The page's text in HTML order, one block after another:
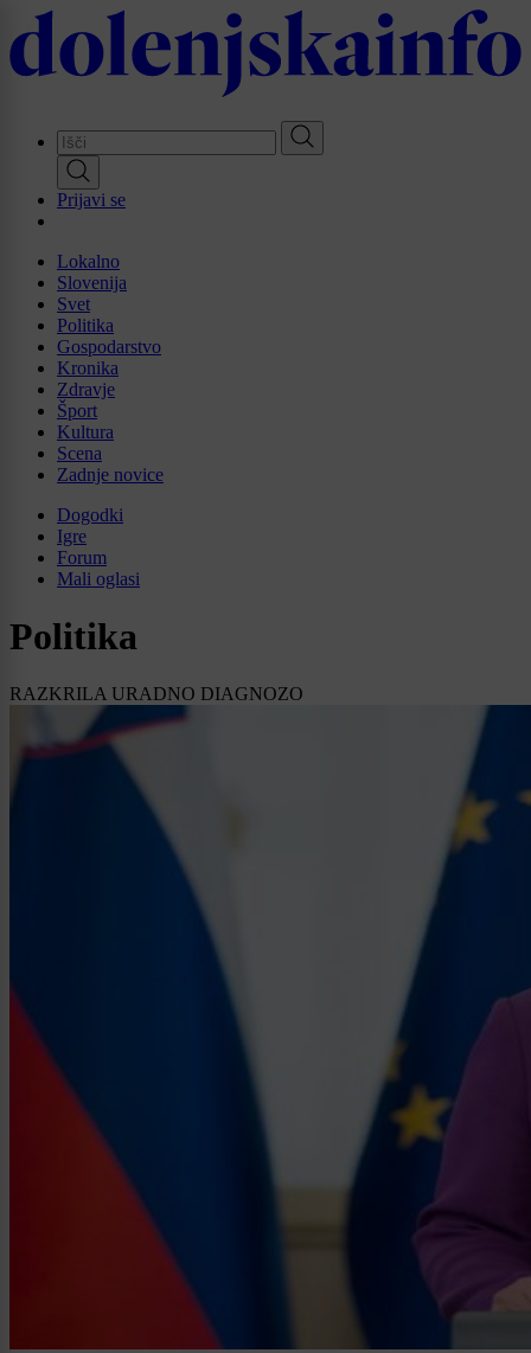
Skip
to
main
Prijavi se
Lokalno
Slovenija
Svet
Politika
Gospodarstvo
Kronika
Zdravje
Šport
Kultura
Scena
Zadnje novice
Dogodki
Igre
Forum
Mali oglasi
Politika
RAZKRILA URADNO DIAGNOZO